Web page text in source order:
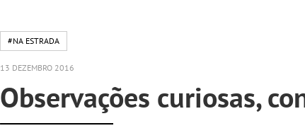
#NA ESTRADA
13 DEZEMBRO 2016
Observações curiosas,